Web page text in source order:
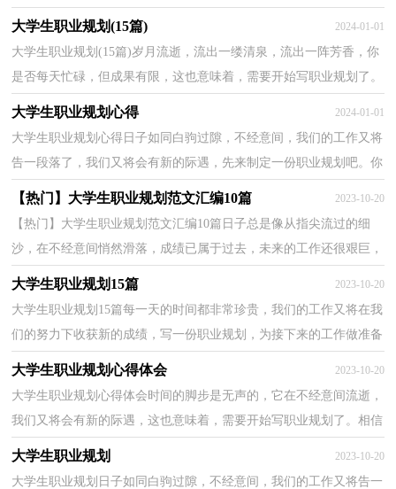
大学生职业规划(15篇) 2024-01-01
大学生职业规划(15篇)岁月流逝，流出一缕清泉，流出一阵芳香，你
是否每天忙碌，但成果有限，这也意味着，需要开始写职业规划了。
大学生职业规划心得 2024-01-01
大学生职业规划心得日子如同白驹过隙，不经意间，我们的工作又将
告一段落了，我们又将会有新的际遇，先来制定一份职业规划吧。你
知道怎样的职业规划才是适合自己的吗？以下是小编为大...
【热门】大学生职业规划范文汇编10篇 2023-10-20
【热门】大学生职业规划范文汇编10篇日子总是像从指尖流过的细
沙，在不经意间悄然滑落，成绩已属于过去，未来的工作还很艰巨，
大学生职业规划15篇 2023-10-20
大学生职业规划15篇每一天的时间都非常珍贵，我们的工作又将在我
们的努力下收获新的成绩，写一份职业规划，为接下来的工作做准备
大学生职业规划心得体会 2023-10-20
大学生职业规划心得体会时间的脚步是无声的，它在不经意间流逝，
我们又将会有新的际遇，这也意味着，需要开始写职业规划了。相信
大学生职业规划 2023-10-20
大学生职业规划日子如同白驹过隙，不经意间，我们的工作又将告一